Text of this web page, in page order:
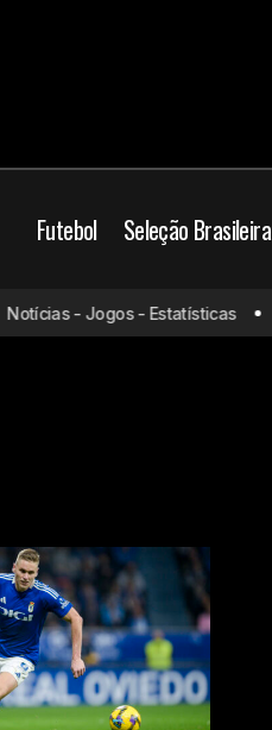
Futebol Seleção Brasileira
Notícias - Jogos - Estatísticas